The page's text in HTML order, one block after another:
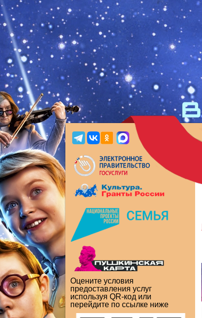
Оцените условия
предоставления услуг
используя QR-код или
перейдите по ссылке ниже